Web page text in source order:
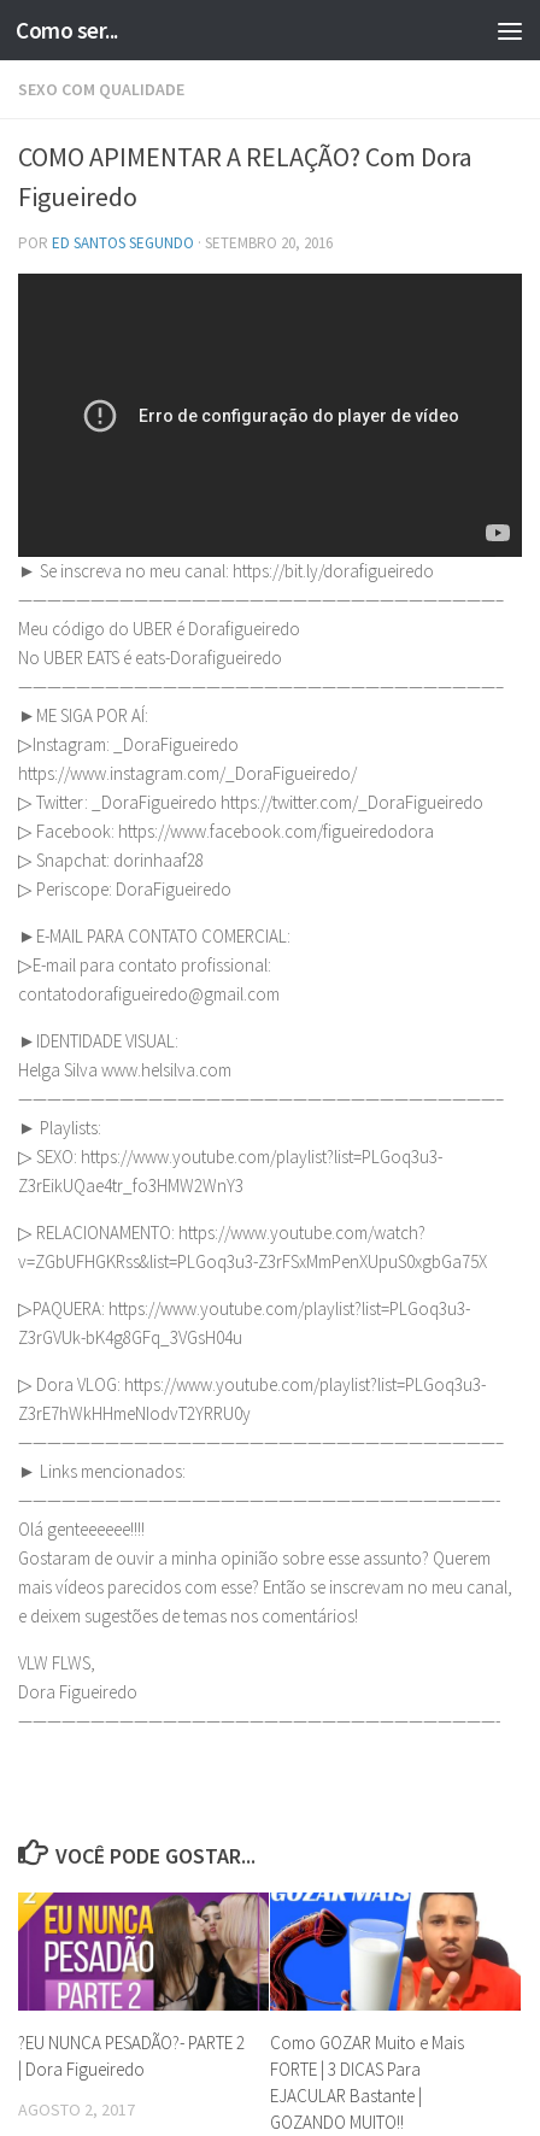
Skip to content
Como ser...
SEXO COM QUALIDADE
COMO APIMENTAR A RELAÇÃO? Com Dora
Figueiredo
POR ED SANTOS SEGUNDO · SETEMBRO 20, 2016
► Se inscreva no meu canal: https://bit.ly/dorafigueiredo
—————————————————————————————————–
Meu código do UBER é Dorafigueiredo
No UBER EATS é eats-Dorafigueiredo
—————————————————————————————————–
►ME SIGA POR AÍ:
▷Instagram: _DoraFigueiredo
https://www.instagram.com/_DoraFigueiredo/
▷ Twitter: _DoraFigueiredo https://twitter.com/_DoraFigueiredo
▷ Facebook: https://www.facebook.com/figueiredodora
▷ Snapchat: dorinhaaf28
▷ Periscope: DoraFigueiredo
►E-MAIL PARA CONTATO COMERCIAL:
▷E-mail para contato profissional:
contatodorafigueiredo@gmail.com
►IDENTIDADE VISUAL:
Helga Silva www.helsilva.com
—————————————————————————————————–
► Playlists:
▷ SEXO: https://www.youtube.com/playlist?list=PLGoq3u3-
Z3rEikUQae4tr_fo3HMW2WnY3
▷ RELACIONAMENTO: https://www.youtube.com/watch?
v=ZGbUFHGKRss&list=PLGoq3u3-Z3rFSxMmPenXUpuS0xgbGa75X
▷PAQUERA: https://www.youtube.com/playlist?list=PLGoq3u3-
Z3rGVUk-bK4g8GFq_3VGsH04u
▷ Dora VLOG: https://www.youtube.com/playlist?list=PLGoq3u3-
Z3rE7hWkHHmeNIodvT2YRRU0y
—————————————————————————————————–
► Links mencionados:
—————————————————————————————————-
Olá genteeeeee!!!!
Gostaram de ouvir a minha opinião sobre esse assunto? Querem
mais vídeos parecidos com esse? Então se inscrevam no meu canal,
e deixem sugestões de temas nos comentários!
VLW FLWS,
Dora Figueiredo
—————————————————————————————————-
VOCÊ PODE GOSTAR...
?EU NUNCA PESADÃO?- PARTE 2
| Dora Figueiredo
AGOSTO 2, 2017
Como GOZAR Muito e Mais
FORTE | 3 DICAS Para
EJACULAR Bastante |
GOZANDO MUITO!!